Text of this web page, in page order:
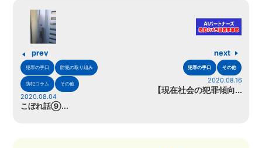
prev
犯罪の手口 防犯の取り組み
防犯コラム その他
2020.08.04
こぼれ話⑨...
next
犯罪の手口 その他
2020.08.16
【現在社会の犯罪傾向...